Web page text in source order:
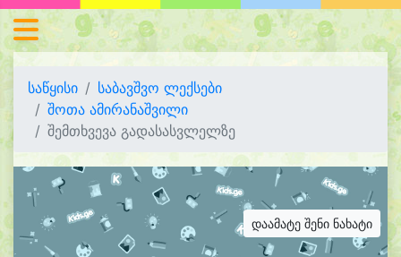
საწყისი
საბავშვო ლექსები
შოთა ამირანაშვილი
შემთხვევა გადასასვლელზე
დაამატე შენი ნახატი